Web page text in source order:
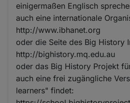
einigermaßen Englisch
auch eine internationale
http://www.ibhanet.org
oder die Seite des Big History
http://bighistory.mq.edu.au
oder das Big History Projekt
auch eine frei zugängliche
learners" findet: